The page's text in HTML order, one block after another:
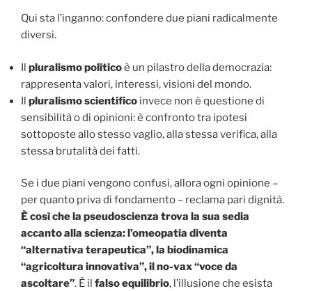
Qui sta l’inganno: confondere due piani radicalmente
diversi.
Il pluralismo politicoè un pilastro della democrazia:
rappresenta valori, interessi, visioni del mondo.
Il pluralismo scientifico invece non è questione di
sensibilità o di opinioni: è confronto tra ipotesi
sottoposte allo stesso vaglio, alla stessa verifica, alla
stessa brutalità dei fatti.
Se i due piani vengono confusi, allora ogni opinione –
per quanto priva di fondamento – reclama pari dignità.
È così che la pseudoscienza trova la sua sedia
accanto alla scienza:l’omeopatia diventa
“alternativa terapeutica”, la biodinamica
“agricoltura innovativa”, il no-vax “voce da
ascoltare”. È il falso equilibrio, l’illusione che esista